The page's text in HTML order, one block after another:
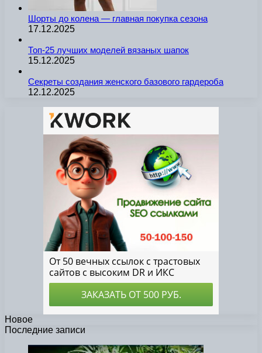
Шорты до колена — главная покупка сезона
17.12.2025
Топ-25 лучших моделей вязаных шапок
15.12.2025
Секреты создания женского базового гардероба
12.12.2025
Новое
Последние записи